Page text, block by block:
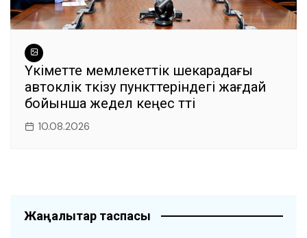
Үкіметте мемлекеттік шекарадағы
автокөлік өткізу пункттеріндегі жағдай
бойынша жедел кеңес өтті
10.08.2026
Жаңалықтар таспасы